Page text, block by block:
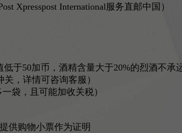
Xpresspost International服务直邮中国）
于50加币，酒精含量大于20%的烈酒不承
关，详情可咨询客服）
袋，且可能加收关税）
供购物小票作为证明